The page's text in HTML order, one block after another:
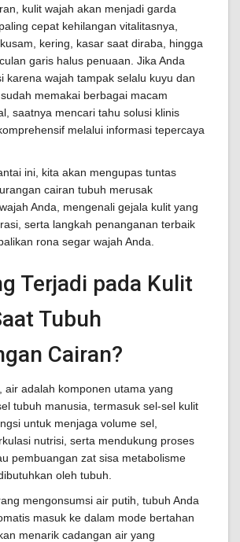
kulit wajah akan menjadi garda
cepat kehilangan vitalitasnya,
kering, kasar saat diraba, hingga
garis halus penuaan. Jika Anda
karena wajah tampak selalu kuyu dan
memakai berbagai macam
saatnya mencari tahu solusi klinis
melalui informasi tepercaya
ini, kita akan mengupas tuntas
cairan tubuh merusak
Anda, mengenali gejala kulit yang
serta langkah penanganan terbaik
rona segar wajah Anda.
Terjadi pada Kulit
Tubuh
Cairan?
air adalah komponen utama yang
tubuh manusia, termasuk sel-sel kulit
untuk menjaga volume sel,
nutrisi, serta mendukung proses
pembuangan zat sisa metabolisme
oleh tubuh.
mengonsumsi air putih, tubuh Anda
masuk ke dalam mode bertahan
menarik cadangan air yang